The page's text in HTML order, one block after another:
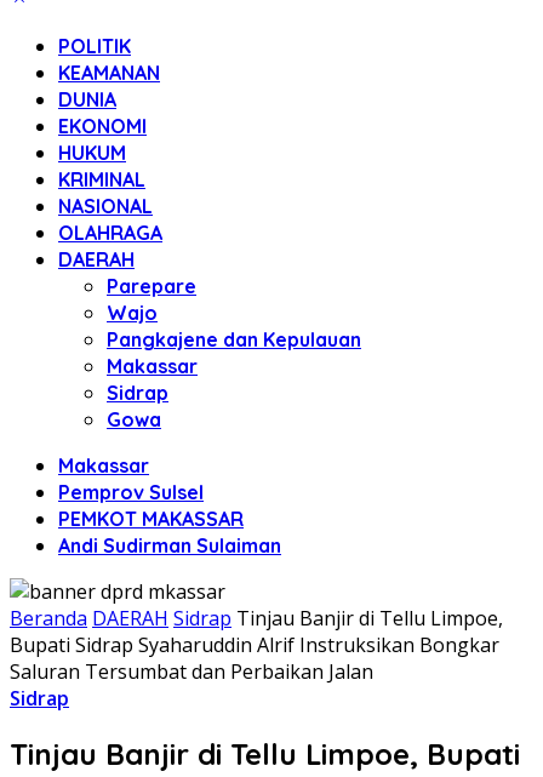
POLITIK
KEAMANAN
DUNIA
EKONOMI
HUKUM
KRIMINAL
NASIONAL
OLAHRAGA
DAERAH
Parepare
Wajo
Pangkajene dan Kepulauan
Makassar
Sidrap
Gowa
Makassar
Pemprov Sulsel
PEMKOT MAKASSAR
Andi Sudirman Sulaiman
Beranda DAERAH Sidrap Tinjau Banjir di Tellu Limpoe,
Bupati Sidrap Syaharuddin Alrif Instruksikan Bongkar
Saluran Tersumbat dan Perbaikan Jalan
Sidrap
Tinjau Banjir di Tellu Limpoe, Bupati